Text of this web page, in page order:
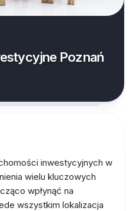
Poznań
inwestycyjnych w
wielu kluczowych
wpłynąć na
wszystkim lokalizacja